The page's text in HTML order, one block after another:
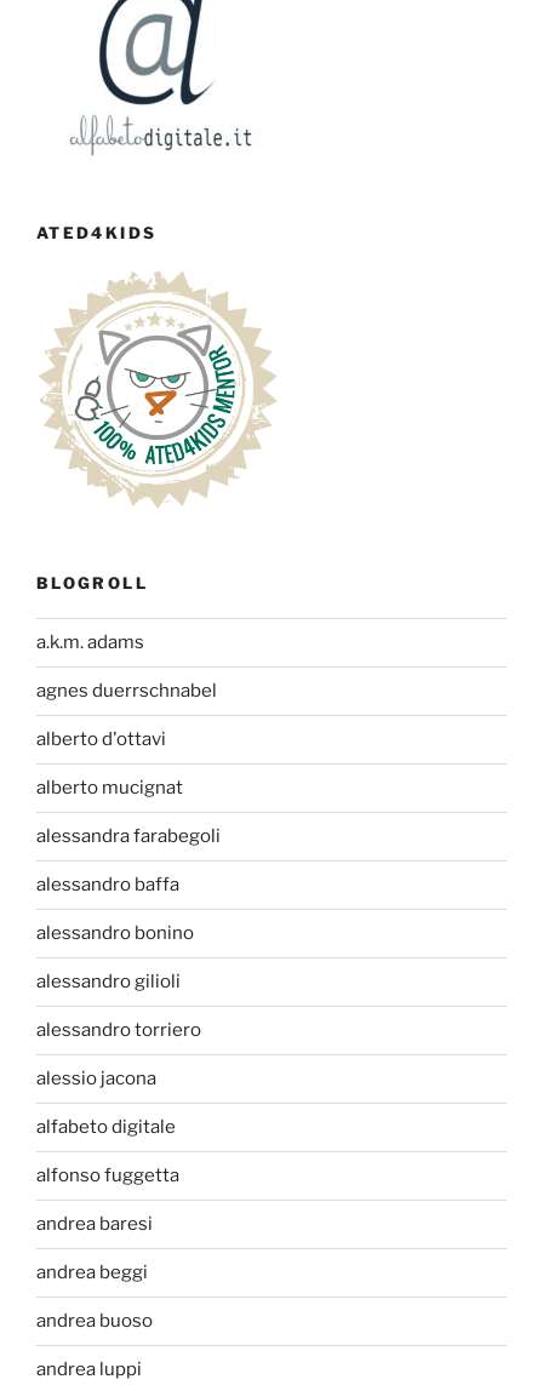
ATED4KIDS
BLOGROLL
a.k.m. adams
agnes duerrschnabel
alberto d'ottavi
alberto mucignat
alessandra farabegoli
alessandro baffa
alessandro bonino
alessandro gilioli
alessandro torriero
alessio jacona
alfabeto digitale
alfonso fuggetta
andrea baresi
andrea beggi
andrea buoso
andrea luppi